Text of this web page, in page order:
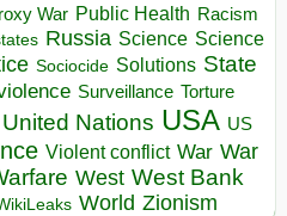
War Public Health Racism
Russia Science Science
Sociocide Solutions State
Surveillance Torture
United Nations USA US
Violent conflict War War
West West Bank
World Zionism